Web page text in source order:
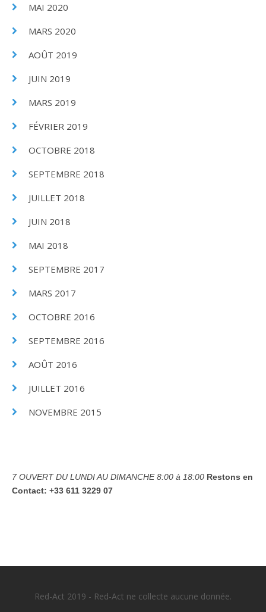
MAI 2020
MARS 2020
AOÛT 2019
JUIN 2019
MARS 2019
FÉVRIER 2019
OCTOBRE 2018
SEPTEMBRE 2018
JUILLET 2018
JUIN 2018
MAI 2018
SEPTEMBRE 2017
MARS 2017
OCTOBRE 2016
SEPTEMBRE 2016
AOÛT 2016
JUILLET 2016
NOVEMBRE 2015
7 OUVERT DU LUNDI AU DIMANCHE8:00 à 18:00 Restons en
Contact: +33 611 3229 07
Red-Act 2019 - Red-Act ne collecte aucune donnée.